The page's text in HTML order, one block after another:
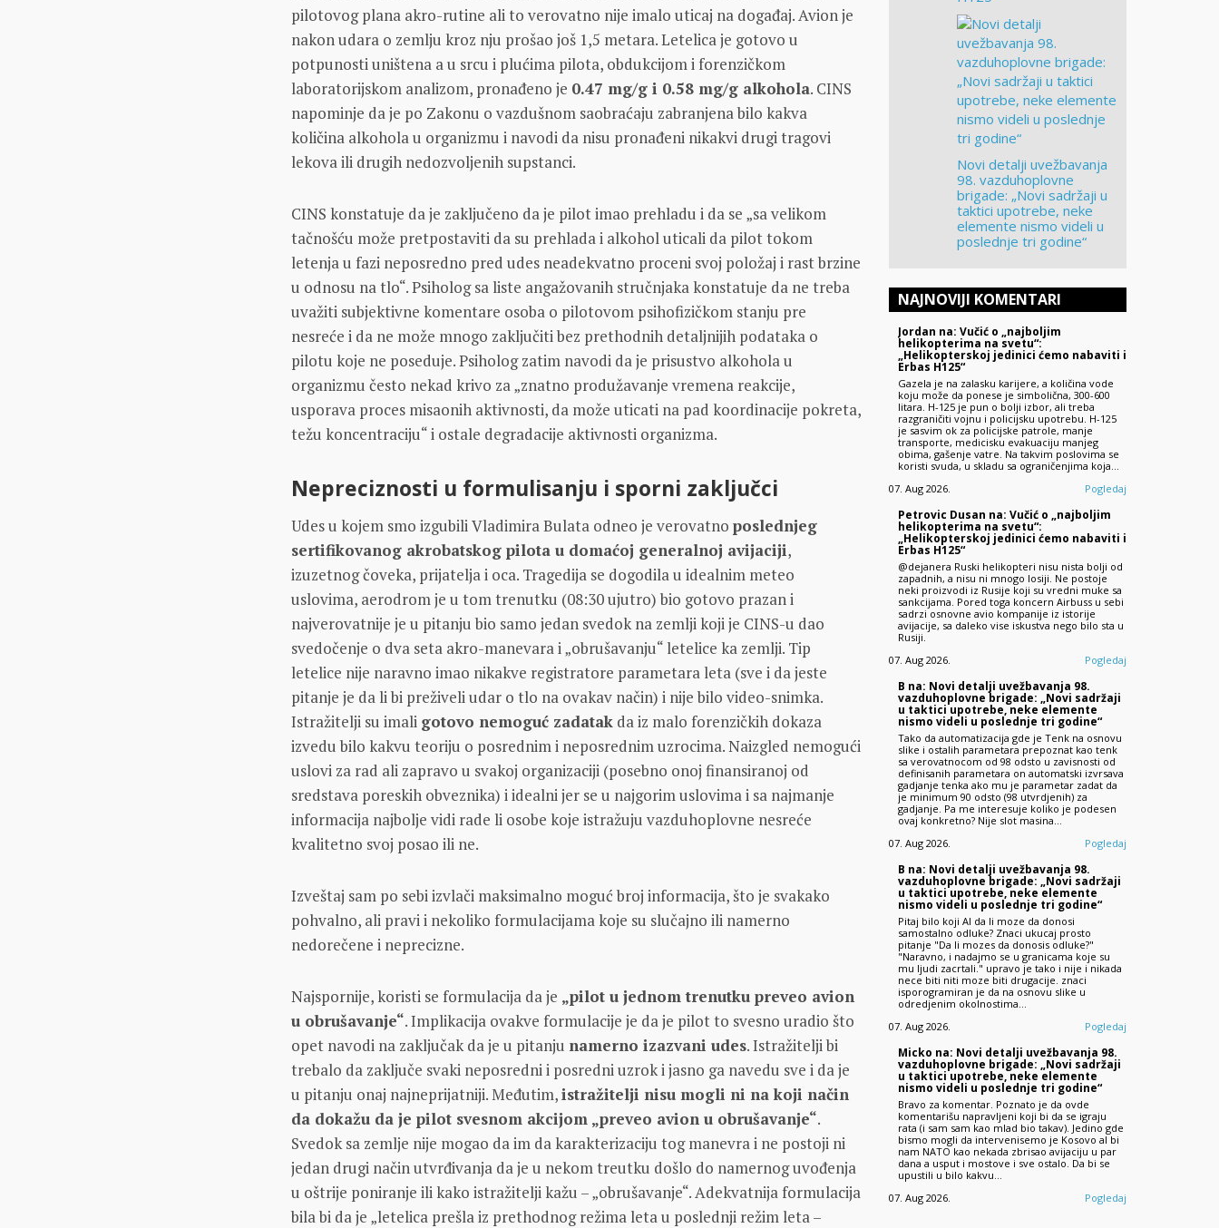
pilotovog plana akro-rutine ali to verovatno nije imalo uticaj na događaj. Avion je
nakon udara o zemlju kroz nju prošao još 1,5 metara. Letelica je gotovo u
potpunosti uništena a u srcu i plućima pilota, obdukcijom i forenzičkom
laboratorijskom analizom, pronađeno je 0.47 mg/g i 0.58 mg/g alkohola. CINS
napominje da je po Zakonu o vazdušnom saobraćaju zabranjena bilo kakva
količina alkohola u organizmu i navodi da nisu pronađeni nikakvi drugi tragovi
lekova ili drugih nedozvoljenih supstanci.
CINS konstatuje da je zaključeno da je pilot imao prehladu i da se „sa velikom
tačnošću može pretpostaviti da su prehlada i alkohol uticali da pilot tokom
letenja u fazi neposredno pred udes neadekvatno proceni svoj položaj i rast brzine
u odnosu na tlo“. Psiholog sa liste angažovanih stručnjaka konstatuje da ne treba
uvažiti subjektivne komentare osoba o pilotovom psihofizičkom stanju pre
nesreće i da ne može mnogo zaključiti bez prethodnih detaljnijih podataka o
pilotu koje ne poseduje. Psiholog zatim navodi da je prisustvo alkohola u
organizmu često nekad krivo za „znatno produžavanje vremena reakcije,
usporava proces misaonih aktivnosti, da može uticati na pad koordinacije pokreta,
težu koncentraciju“ i ostale degradacije aktivnosti organizma.
Nepreciznosti u formulisanju i sporni zaključci
Udes u kojem smo izgubili Vladimira Bulata odneo je verovatnoposlednjeg
sertifikovanog akrobatskog pilota u domaćoj generalnoj avijaciji,
izuzetnog čoveka, prijatelja i oca. Tragedija se dogodila u idealnim meteo
uslovima, aerodrom je u tom trenutku (08:30 ujutro) bio gotovo prazan i
najverovatnije je u pitanju bio samo jedan svedok na zemlji koji je CINS-u dao
svedočenje o dva seta akro-manevara i „obrušavanju“ letelice ka zemlji. Tip
letelice nije naravno imao nikakve registratore parametara leta (sve i da jeste
pitanje je da li bi preživeli udar o tlo na ovakav način) i nije bilo video-snimka.
Istražitelji su imali gotovo nemoguć zadatak da iz malo forenzičkih dokaza
izvedu bilo kakvu teoriju o posrednim i neposrednim uzrocima. Naizgled nemogući
uslovi za rad ali zapravo u svakoj organizaciji (posebno onoj finansiranoj od
sredstava poreskih obveznika) i idealni jer se u najgorim uslovima i sa najmanje
informacija najbolje vidi rade li osobe koje istražuju vazduhoplovne nesreće
kvalitetno svoj posao ili ne.
Izveštaj sam po sebi izvlači maksimalno moguć broj informacija, što je svakako
pohvalno, ali pravi i nekoliko formulacijama koje su slučajno ili namerno
nedorečene i neprecizne.
Najspornije, koristi se formulacija da je „pilot u jednom trenutku preveo avion
u obrušavanje“. Implikacija ovakve formulacije je da je pilot to svesno uradio što
opet navodi na zaključak da je u pitanju namerno izazvani udes. Istražitelji bi
trebalo da zaključe svaki neposredni i posredni uzrok i jasno ga navedu sve i da je
u pitanju onaj najneprijatniji. Međutim,istražitelji nisu mogli ni na koji način
da dokažu da je pilot svesnom akcijom „preveo avion u obrušavanje“.
Svedok sa zemlje nije mogao da im da karakterizaciju tog manevra i ne postoji ni
jedan drugi način utvrđivanja da je u nekom treutku došlo do namernog uvođenja
u oštrije poniranje ili kako istražitelji kažu – „obrušavanje“. Adekvatnija formulacija
bila bi da je „letelica prešla iz prethodnog režima leta u poslednji režim leta –
Novi detalji uvežbavanja
98. vazduhoplovne
brigade: „Novi sadržaji u
taktici upotrebe, neke
elemente nismo videli u
poslednje tri godine“
NAJNOVIJI KOMENTARI
Jordan na: Vučić o „najboljim
helikopterima na svetu“:
„Helikopterskoj jedinici ćemo nabaviti i
Erbas H125“
Gazela je na zalasku karijere, a količina vode
koju može da ponese je simbolična, 300-600
litara. H-125 je pun o bolji izbor, ali treba
razgraničiti vojnu i policijsku upotrebu. H-125
je sasvim ok za policijske patrole, manje
transporte, medicisku evakuaciju manjeg
obima, gašenje vatre. Na takvim poslovima se
koristi svuda, u skladu sa ograničenjima koja…
07. Aug 2026.
Pogledaj
Petrovic Dusan na: Vučić o „najboljim
helikopterima na svetu“:
„Helikopterskoj jedinici ćemo nabaviti i
Erbas H125“
@dejanera Ruski helikopteri nisu nista bolji od
zapadnih, a nisu ni mnogo losiji. Ne postoje
neki proizvodi iz Rusije koji su vredni muke sa
sankcijama. Pored toga koncern Airbuss u sebi
sadrzi osnovne avio kompanije iz istorije
avijacije, sa daleko vise iskustva nego bilo sta u
Rusiji.
07. Aug 2026.
Pogledaj
B na: Novi detalji uvežbavanja 98.
vazduhoplovne brigade: „Novi sadržaji
u taktici upotrebe, neke elemente
nismo videli u poslednje tri godine“
Tako da automatizacija gde je Tenk na osnovu
slike i ostalih parametara prepoznat kao tenk
sa verovatnocom od 98 odsto u zavisnosti od
definisanih parametara on automatski izvrsava
gadjanje tenka ako mu je parametar zadat da
je minimum 90 odsto (98 utvrdjenih) za
gadjanje. Pa me interesuje koliko je podesen
ovaj konkretno? Nije slot masina…
07. Aug 2026.
Pogledaj
B na: Novi detalji uvežbavanja 98.
vazduhoplovne brigade: „Novi sadržaji
u taktici upotrebe, neke elemente
nismo videli u poslednje tri godine“
Pitaj bilo koji AI da li moze da donosi
samostalno odluke? Znaci ukucaj prosto
pitanje "Da li mozes da donosis odluke?"
"Naravno, i nadajmo se u granicama koje su
mu ljudi zacrtali." upravo je tako i nije i nikada
nece biti niti moze biti drugacije. znaci
isporogramiran je da na osnovu slike u
odredjenim okolnostima…
07. Aug 2026.
Pogledaj
Micko na: Novi detalji uvežbavanja 98.
vazduhoplovne brigade: „Novi sadržaji
u taktici upotrebe, neke elemente
nismo videli u poslednje tri godine“
Bravo za komentar. Poznato je da ovde
komentarišu napravljeni koji bi da se igraju
rata (i sam sam kao mlad bio takav). Jedino gde
bismo mogli da intervenisemo je Kosovo al bi
nam NATO kao nekada zbrisao avijaciju u par
dana a usput i mostove i sve ostalo. Da bi se
upustili u bilo kakvu…
07. Aug 2026.
Pogledaj